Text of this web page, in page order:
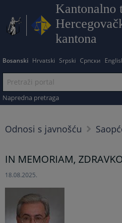
Kantonalno
kantona
Bosanski Hrvatski Srpski Српски
Napredna pretraga
Odnosi s javnošću
IN MEMORIAM,
18.08.2025.